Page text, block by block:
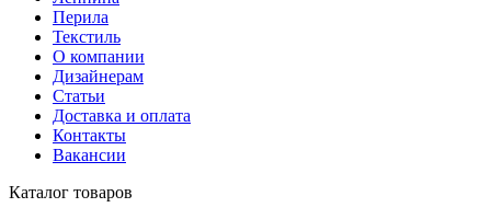
Перила
Текстиль
О компании
Дизайнерам
Статьи
Доставка и оплата
Контакты
Вакансии
Каталог товаров